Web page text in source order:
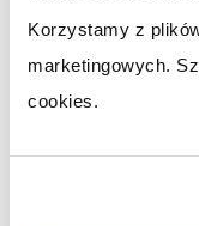
Korzystamy z
marketingowych.
cookies.
uruchomienia
jednym
sprzedaży
detalicznej